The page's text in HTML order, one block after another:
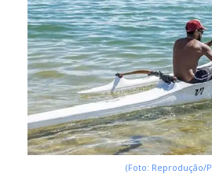
(Foto: Reprodução/